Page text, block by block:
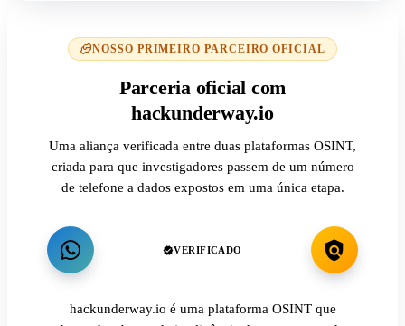
NOSSO PRIMEIRO PARCEIRO OFICIAL
Parceria oficial com
hackunderway.io
Uma aliança verificada entre duas plataformas OSINT,
criada para que investigadores passem de um número
de telefone a dados expostos em uma única etapa.
VERIFICADO
hackunderway.io é uma plataforma OSINT que